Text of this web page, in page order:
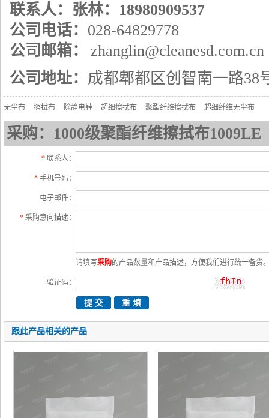
联系人：张林：18980909537
公司电话： 028-64829778
公司邮箱：
zhanglin@cleanesd.com.cn
公司地址： 成都郫都区创智南一路38
无尘布 擦拭布 除静电鞋 超细擦拭布 聚酯纤维擦拭布 超细纤维无尘布
采购：1000级聚酯纤维擦拭布1009LE
* 联系人：
* 手机号码：
电子邮件：
* 采购意向描述：
请填写采购的产品数量和产品描述，方便我们进行统一备货
验证码：
跟此产品相关的产品